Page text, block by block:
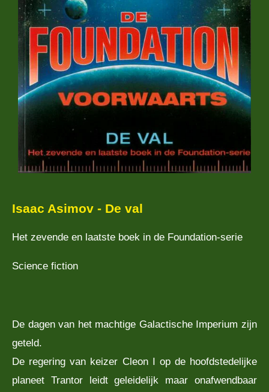
Isaac Asimov - De val
Het zevende en laatste boek in de Foundation-serie
Science fiction
De dagen van het machtige Galactische Imperium zijn
geteld.
De regering van keizer Cleon I op de hoofdstedelijke
planeet Trantor leidt geleidelijk maar onafwendbaar